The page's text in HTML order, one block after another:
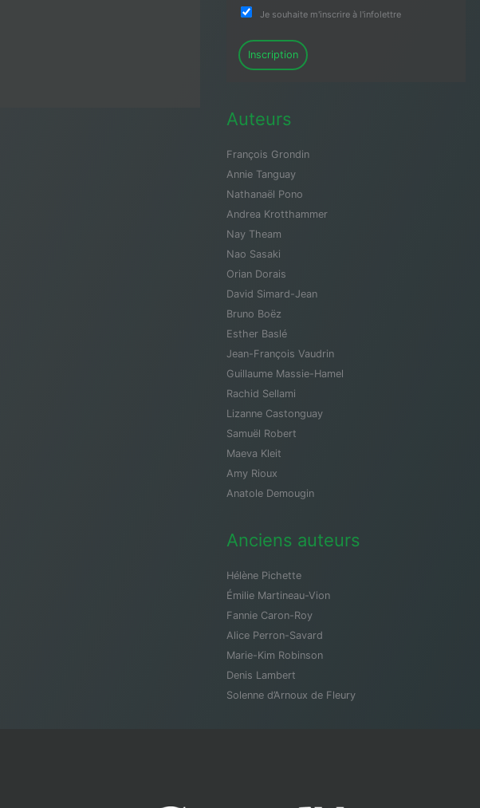
Je souhaite m'inscrire à l'infolettre
Inscription
Auteurs
François Grondin
Annie Tanguay
Nathanaël Pono
Andrea Krotthammer
Nay Theam
Nao Sasaki
Orian Dorais
David Simard-Jean
Bruno Boëz
Esther Baslé
Jean-François Vaudrin
Guillaume Massie-Hamel
Rachid Sellami
Lizanne Castonguay
Samuël Robert
Maeva Kleit
Amy Rioux
Anatole Demougin
Anciens auteurs
Hélène Pichette
Émilie Martineau-Vion
Fannie Caron-Roy
Alice Perron-Savard
Marie-Kim Robinson
Denis Lambert
Solenne d’Arnoux de Fleury